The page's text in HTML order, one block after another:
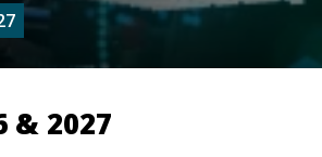
& 2027